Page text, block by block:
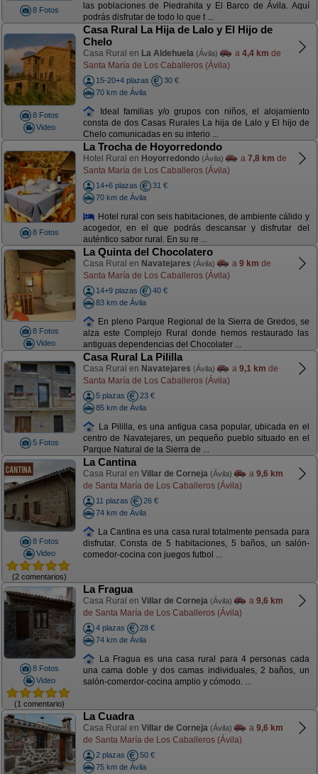
8 Fotos
las poblaciones de Piedrahita y El Barco de Ávila. Aquí
podrás disfrutar de todo lo que t ...
8 Fotos
Video
Casa Rural La Hija de Lalo y El Hijo de
Chelo
Casa Rural en La Aldehuela (Ávila) a 4,4 km de
Santa María de Los Caballeros (Ávila)
15-20+4 plazas
30 €
70 km de Ávila
Ideal familias y/o grupos con niños, el alojamiento
consta de dos Casas Rurales La hija de Lalo y El hijo de
Chelo comunicadas en su interio ...
8 Fotos
La Trocha de Hoyorredondo
Hotel Rural en Hoyorredondo (Ávila) a 7,8 km de
Santa María de Los Caballeros (Ávila)
14+6 plazas
31 €
70 km de Ávila
Hotel rural con seis habitaciones, de ambiente cálido y
acogedor, en el que podrás descansar y disfrutar del
auténtico sabor rural. En su re ...
8 Fotos
Video
La Quinta del Chocolatero
Casa Rural en Navatejares (Ávila) a 9 km de
Santa María de Los Caballeros (Ávila)
14+9 plazas
40 €
83 km de Ávila
En pleno Parque Regional de la Sierra de Gredos, se
alza este Complejo Rural donde hemos restaurado las
antiguas dependencias del Chocolater ...
5 Fotos
Casa Rural La Pililla
Casa Rural en Navatejares (Ávila) a 9,1 km de
Santa María de Los Caballeros (Ávila)
5 plazas
23 €
85 km de Ávila
La Pililla, es una antigua casa popular, ubicada en el
centro de Navatejares, un pequeño pueblo situado en el
Parque Natural de la Sierra de ...
8 Fotos
Video
(2 comentarios)
La Cantina
Casa Rural en Villar de Corneja (Ávila) a 9,6 km
de Santa María de Los Caballeros (Ávila)
11 plazas
26 €
74 km de Ávila
La Cantina es una casa rural totalmente pensada para
disfrutar. Consta de 5 habitaciones, 5 baños, un salón-
comedor-cocina con juegos futbol ...
8 Fotos
Video
(1 comentario)
La Fragua
Casa Rural en Villar de Corneja (Ávila) a 9,6 km
de Santa María de Los Caballeros (Ávila)
4 plazas
28 €
74 km de Ávila
La Fragua es una casa rural para 4 personas cada
una cama doble y dos camas individuales, 2 baños, un
salón-comerdor-cocina amplio y cómodo. ...
La Cuadra
Casa Rural en Villar de Corneja (Ávila) a 9,6 km
de Santa María de Los Caballeros (Ávila)
2 plazas
50 €
75 km de Ávila